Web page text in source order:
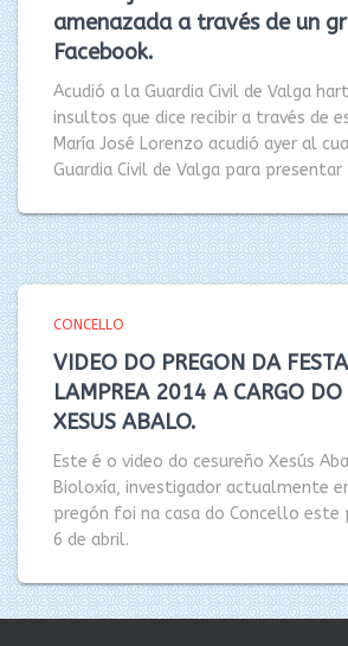
amenazada a través de un
Facebook.
Acudió a la Guardia Civil de Valga
insultos que dice recibir a través de
María José Lorenzo acudió ayer al
Guardia Civil de Valga para presentar
CONCELLO
VIDEO DO PREGON DA
LAMPREA 2014 A CARGO
XESUS ABALO.
Este é o video do cesureño Xesús
Bioloxía, investigador actualmente
pregón foi na casa do Concello este
6 de abril.